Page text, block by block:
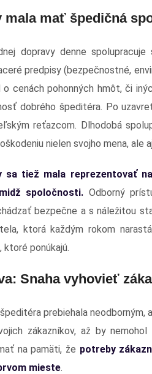
mala mať špedičná
dopravy denne
predpisy (bezpečnostné,
o cenách pohonných hmôt, či
dobrého špeditéra. Po
reťazcom. Dlhodobá
nielen svojho mena, ale
sa tiež mala reprezentovať
spoločnosti. Odborný
bezpečne a s náležitou
ktorá každým rokom
ponúkajú.
Snaha vyhovieť
prebiehala neodborným,
zákazníkov, až by
na pamäti, že potreby
mieste.